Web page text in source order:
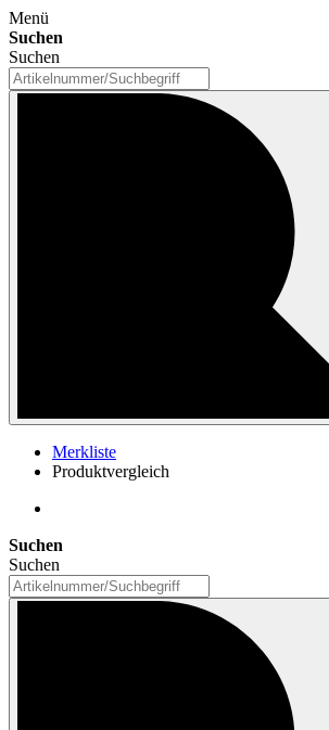
Menü
Suchen
Suchen
Merkliste
Produktvergleich
Suchen
Suchen